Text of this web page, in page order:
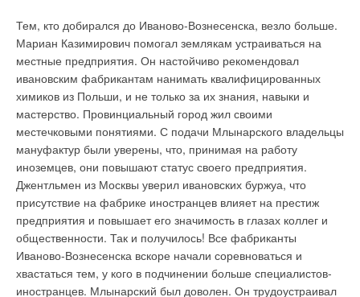
Тем, кто добирался до Иваново-Вознесенска, везло больше.
Мариан Казимирович помогал землякам устраиваться на
местные предприятия. Он настойчиво рекомендовал
ивановским фабрикантам нанимать квалифицированных
химиков из Польши, и не только за их знания, навыки и
мастерство. Провинциальный город жил своими
местечковыми понятиями. С подачи Млынарского владельцы
мануфактур были уверены, что, принимая на работу
иноземцев, они повышают статус своего предприятия.
Джентльмен из Москвы уверил ивановских буржуа, что
присутствие на фабрике иностранцев влияет на престиж
предприятия и повышает его значимость в глазах коллег и
общественности. Так и получилось! Все фабриканты
Иваново-Вознесенска вскоре начали соревноваться и
хвастаться тем, у кого в подчинении больше специалистов-
иностранцев. Млынарский был доволен. Он трудоустраивал